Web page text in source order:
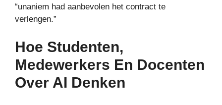
“unaniem had aanbevolen het contract te
verlengen.”
Hoe Studenten,
Medewerkers En Docenten
Over AI Denken